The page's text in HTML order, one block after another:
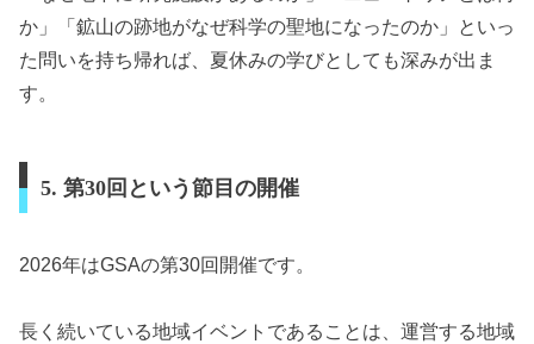
か」「鉱山の跡地がなぜ科学の聖地になったのか」といっ
た問いを持ち帰れば、夏休みの学びとしても深みが出ま
す。
5. 第30回という節目の開催
2026年はGSAの第30回開催です。
長く続いている地域イベントであることは、運営する地域